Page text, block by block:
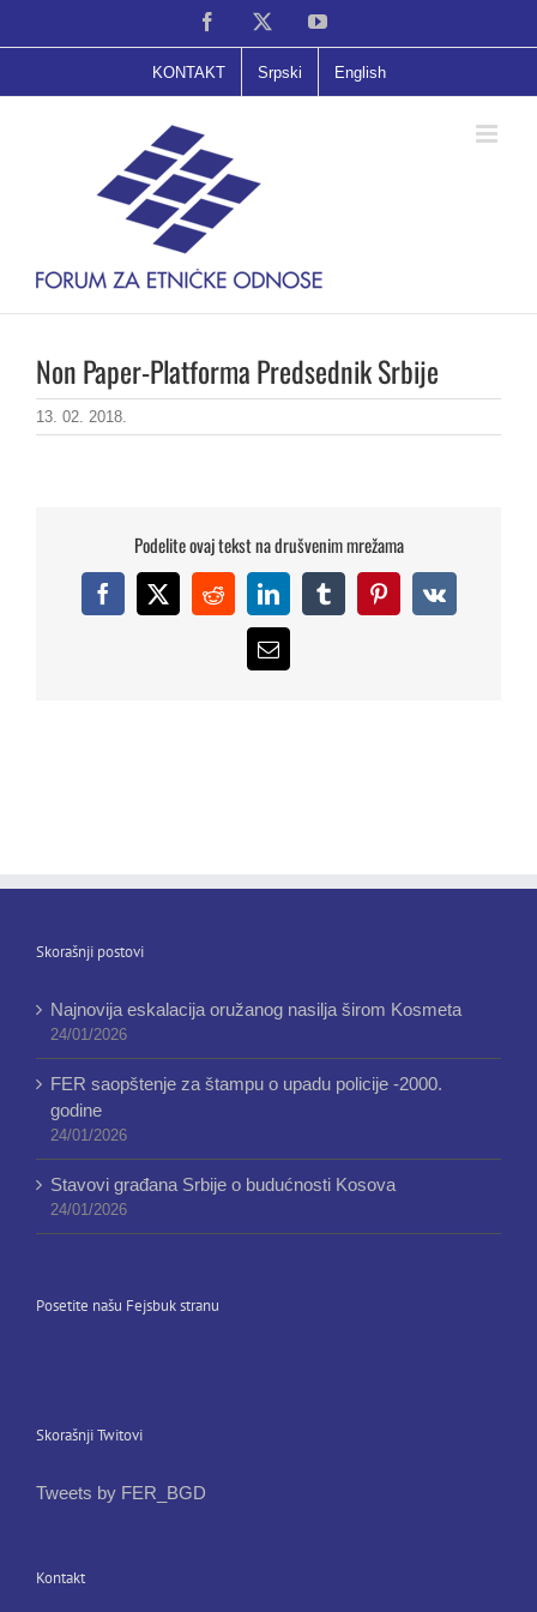
Facebook YouTube
KONTAKT Srpski English
Non Paper-Platforma Predsednik Srbije
13. 02. 2018.
Podelite ovaj tekst na drušvenim mrežama
Facebook
X RedditLinkedInTumblrPinterest
Vk
Email
Skorašnji postovi
Najnovija eskalacija oružanog nasilja širom Kosmeta
24/01/2026
FER saopštenje za štampu o upadu policije -2000.
godine
24/01/2026
Stavovi građana Srbije o budućnosti Kosova
24/01/2026
Posetite našu Fejsbuk stranu
Skorašnji Twitovi
Tweets by FER_BGD
Kontakt